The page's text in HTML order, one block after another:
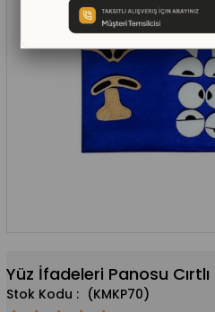
Yüz İfadeleri Panosu Cırtlı
(KMKP70)